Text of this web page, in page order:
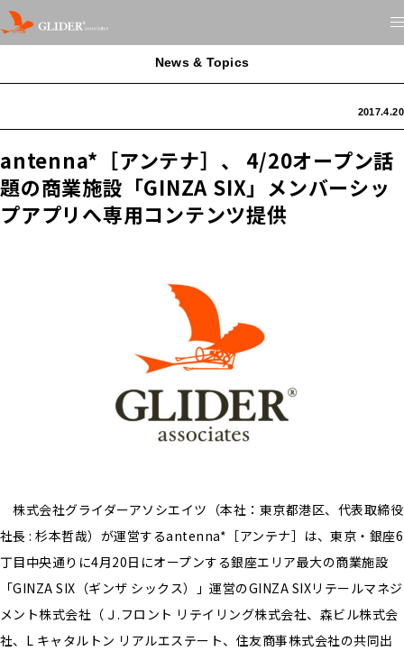
News & Topics
2017.4.20
antenna*［アンテナ］、 4/20オープン話
題の商業施設「GINZA SIX」メンバーシッ
プアプリへ専用コンテンツ提供
株式会社グライダーアソシエイツ（本社：東京都港区、代表取締役
社長 : 杉本哲哉）が運営するantenna*［アンテナ］は、東京・銀座6
丁目中央通りに4月20日にオープンする銀座エリア最大の商業施設
「GINZA SIX（ギンザ シックス）」運営のGINZA SIXリテールマネジ
メント株式会社（Ｊ.フロント リテイリング株式会社、森ビル株式会
社、L キャタルトン リアルエステート、住友商事株式会社の共同出